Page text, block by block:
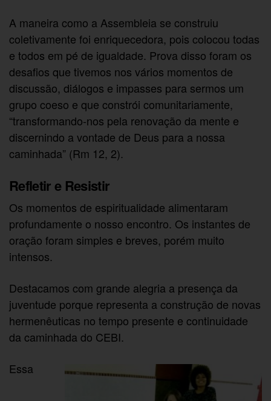
A maneira como a Assembleia se construiu
coletivamente foi enriquecedora, pois colocou todas
e todos em pé de igualdade. Prova disso foram os
desafios que tivemos nos vários momentos de
discussão, diálogos e impasses para sermos um
grupo coeso e que constrói comunitariamente,
“transformando-nos pela renovação da mente e
discernindo a vontade de Deus para a nossa
caminhada” (Rm 12, 2).
Refletir e Resistir
Os momentos de espiritualidade alimentaram
profundamente o nosso encontro. Os instantes de
oração foram simples e breves, porém muito
intensos.
Destacamos com grande alegria a presença da
juventude porque representa a construção de novas
hermenêuticas no tempo presente e continuidade
da caminhada do CEBI.
Essa